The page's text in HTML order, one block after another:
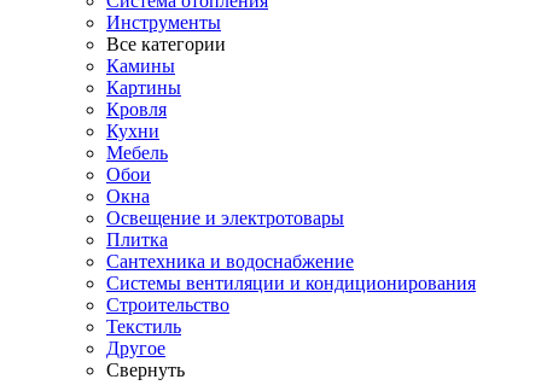
Инструменты
Все категории
Камины
Картины
Кровля
Кухни
Мебель
Обои
Окна
Освещение и электротовары
Плитка
Сантехника и водоснабжение
Системы вентиляции и кондиционирования
Строительство
Текстиль
Другое
Свернуть